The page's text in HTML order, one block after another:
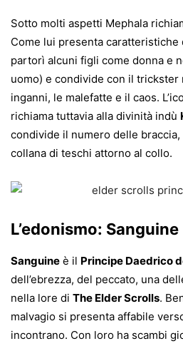
Sotto molti aspetti Mephala
Come lui presenta caratteristiche
partorì alcuni figli come donna e
uomo) e condivide con il
inganni, le malefatte e il caos.
richiama tuttavia alla divinità indù
condivide il numero delle
collana di teschi attorno al collo.
L’edonismo: Sanguine
Sanguine è il Principe Daedrico
dell’ebrezza, del peccato, una
nella lore di The Elder Scrolls.
malvagio si presenta affabile
incontrano. Con loro ha scambi